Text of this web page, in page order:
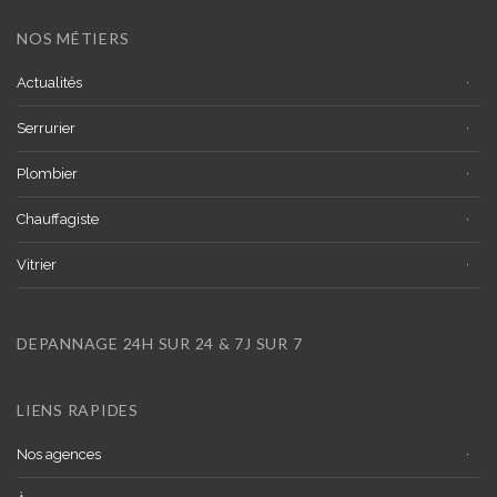
NOS MÉTIERS
Actualités
Serrurier
Plombier
Chauffagiste
Vitrier
DEPANNAGE 24H SUR 24 & 7J SUR 7
LIENS RAPIDES
Nos agences